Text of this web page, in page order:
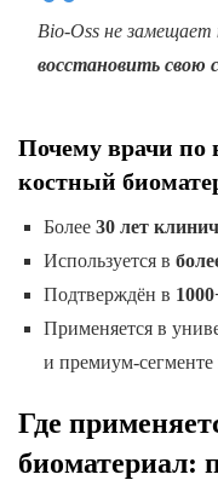
Bio-Oss не замещает
восстановить свою
Почему врачи по
костный
Более 30 лет
Используется в
Подтверждён в
Применяется в
и премиум-
Где
биоматериал: